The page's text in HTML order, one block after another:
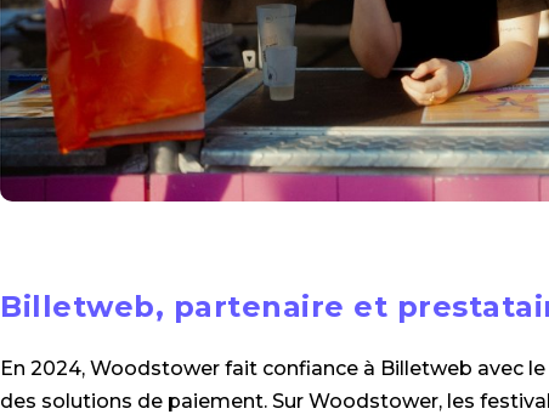
Billetweb, partenaire et
En 2024, Woodstower fait confiance à Billetweb avec
des solutions de paiement. Sur Woodstower, les